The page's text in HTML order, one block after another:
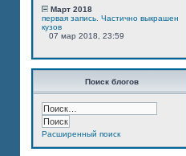
Март 2018
первая запись. Частично выкрашен
кузов
07 мар 2018, 23:59
Поиск блогов
Расширенный поиск